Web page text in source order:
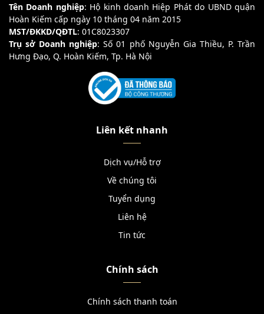
Tên Doanh nghiệp: Hộ kinh doanh Hiệp Phát do UBND quận
Hoàn Kiếm cấp ngày 10 tháng 04 năm 2015
MST/ĐKKD/QĐTL: 01C8023307
Trụ sở Doanh nghiệp: Số 01 phố Nguyễn Gia Thiều, P. Trần
Hưng Đạo, Q. Hoàn Kiếm, Tp. Hà Nội
Liên kết nhanh
Dịch vụ/Hỗ trợ
Về chúng tôi
Tuyển dụng
Liên hệ
Tin tức
Chính sách
Chính sách thanh toán